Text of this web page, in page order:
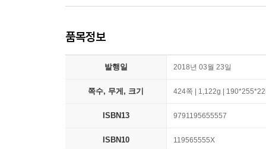
품목정보
발행일 2018년 03월 23일
쪽수, 무게, 크기 424쪽 | 1,122g |
ISBN13 9791195655557
ISBN10 119565555X